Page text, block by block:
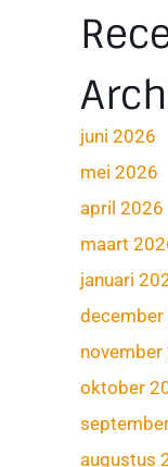
juni 2026
mei 2026
april 2026
maart
januari
december
november
oktober
augustus